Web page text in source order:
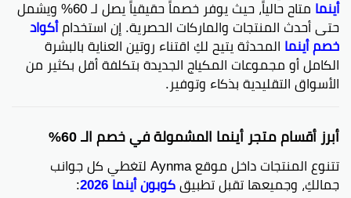
أينما متاح حالياً، حيث يوفر خصماً حقيقياً يصل لـ 60% ويشمل
حتى أحدث المنتجات والماركات الحصرية. إن استخدامأكواد
خصم أينما المحدثة يتيح لكِ اقتناء روتين العناية بالبشرة
الكامل أو مجموعات المكياج الجديدة بتكلفة أقل بكثير من
الأسواق التقليدية بذكاء وتوفير.
أبرز أقسام متجر أينما المشمولة في خصم الـ 60%
تتنوع المنتجات داخل موقع Aynma لتغطي كل جوانب
جمالكِ، وجميعها تقبل تطبيقكوبون أينما 2026 :